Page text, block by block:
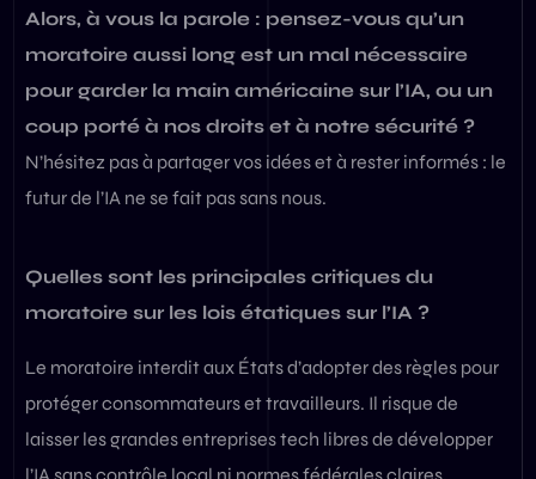
Alors, à vous la parole : pensez-vous qu’un
moratoire aussi long est un mal nécessaire
pour garder la main américaine sur l’IA, ou un
coup porté à nos droits et à notre sécurité ?
N’hésitez pas à partager vos idées et à rester informés : le
futur de l’IA ne se fait pas sans nous.
Quelles sont les principales critiques du
moratoire sur les lois étatiques sur l’IA ?
Le moratoire interdit aux États d’adopter des règles pour
protéger consommateurs et travailleurs. Il risque de
laisser les grandes entreprises tech libres de développer